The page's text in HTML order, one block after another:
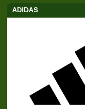
ADIDAS